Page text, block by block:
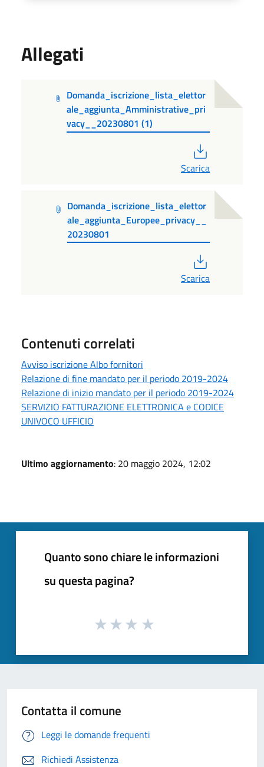
Allegati
Domanda_iscrizione_lista_elettor
ale_aggiunta_Amministrative_pri
vacy__20230801 (1)
Scarica
Domanda_iscrizione_lista_elettor
ale_aggiunta_Europee_privacy__
20230801
Scarica
Contenuti correlati
Avviso iscrizione Albo fornitori
Relazione di fine mandato per il periodo 2019-2024
Relazione di inizio mandato per il periodo 2019-2024
SERVIZIO FATTURAZIONE ELETTRONICA e CODICE
UNIVOCO UFFICIO
Ultimo aggiornamento: 20 maggio 2024, 12:02
Quanto sono chiare le informazioni
su questa pagina?
Contatta il comune
Leggi le domande frequenti
Richiedi Assistenza